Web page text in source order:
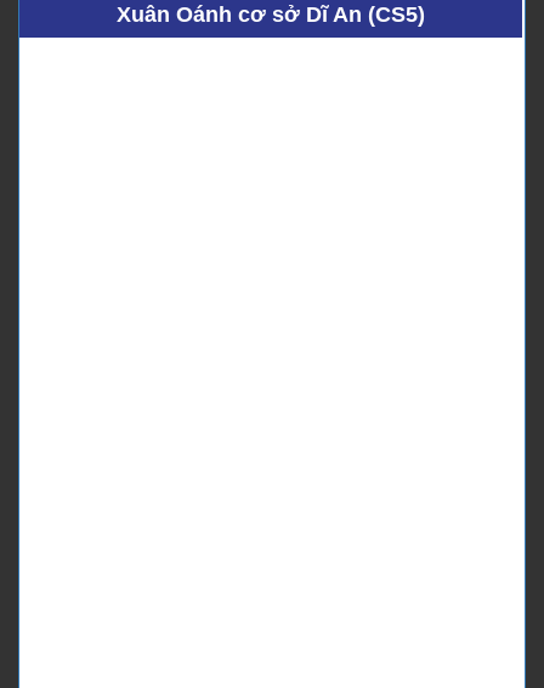
Xuân Oánh cơ sở Dĩ An (CS5)